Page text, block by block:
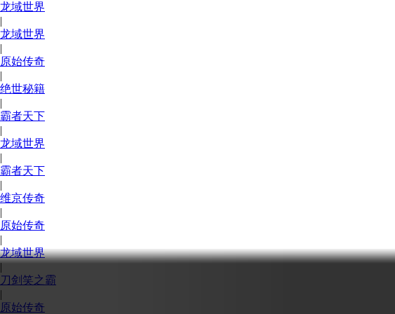
龙域世界
|
龙域世界
|
原始传奇
|
绝世秘籍
|
霸者天下
|
龙域世界
|
霸者天下
|
维京传奇
|
原始传奇
|
龙域世界
|
刀剑笑之霸
|
原始传奇